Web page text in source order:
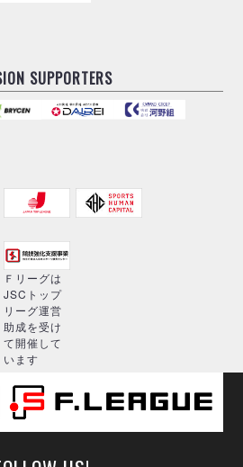
SUPPORTERS
Ｆリーグは
JSCトップ
リーグ運営
助成を受け
て開催して
います